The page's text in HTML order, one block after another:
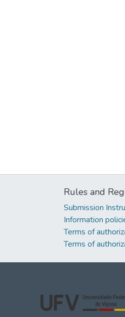
Rules and
Submission
Information
Terms of
Terms of